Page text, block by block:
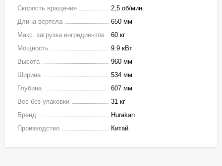
Скорость вращения
2,5 об/мин.
Длина вертела
650 мм
Макс. загрузка ингредиентов
60 кг
Мощность
9.9 кВт
Высота
960 мм
Ширина
534 мм
Глубина
607 мм
Вес без упаковки
31 кг
Бренд
Hurakan
Производство
Китай